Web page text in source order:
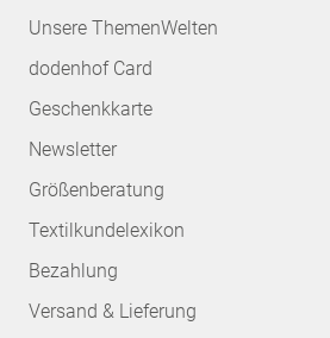
Unsere ThemenWelten
dodenhof Card
Geschenkkarte
Newsletter
Größenberatung
Textilkundelexikon
Bezahlung
Versand & Lieferung